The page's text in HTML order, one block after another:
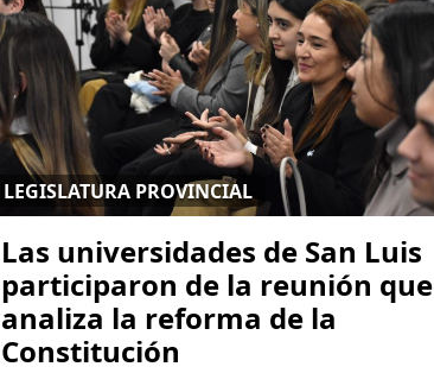
LEGISLATURA PROVINCIAL
Las universidades de San Luis
participaron de la reunión que
analiza la reforma de la
Constitución